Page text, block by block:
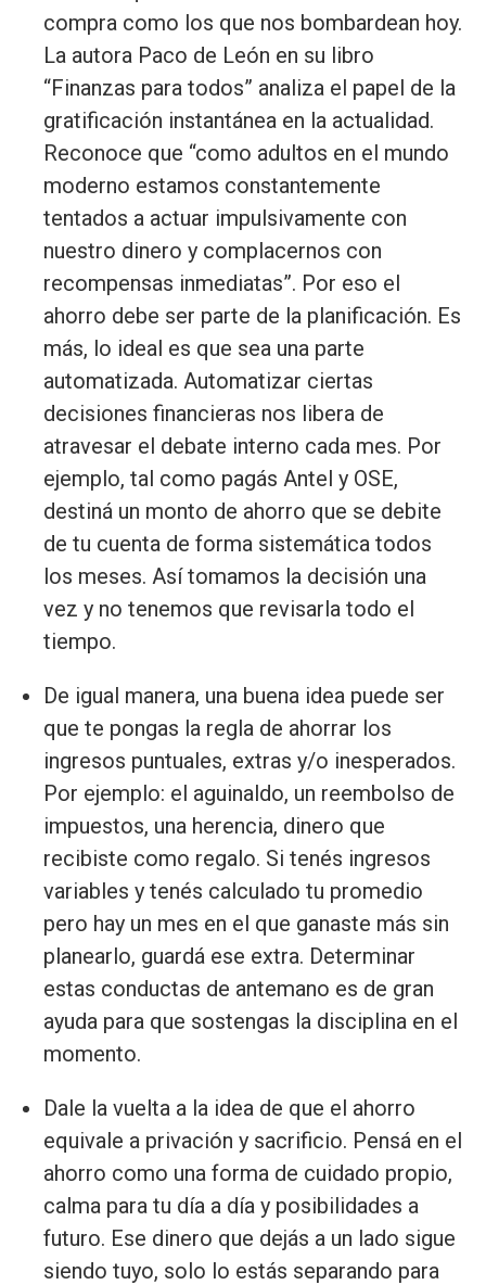
compra como los que nos bombardean hoy.
La autora Paco de León en su libro
“Finanzas para todos” analiza el papel de la
gratificación instantánea en la actualidad.
Reconoce que “como adultos en el mundo
moderno estamos constantemente
tentados a actuar impulsivamente con
nuestro dinero y complacernos con
recompensas inmediatas”. Por eso el
ahorro debe ser parte de la planificación. Es
más, lo ideal es que sea una parte
automatizada. Automatizar ciertas
decisiones financieras nos libera de
atravesar el debate interno cada mes. Por
ejemplo, tal como pagás Antel y OSE,
destiná un monto de ahorro que se debite
de tu cuenta de forma sistemática todos
los meses. Así tomamos la decisión una
vez y no tenemos que revisarla todo el
tiempo.
De igual manera, una buena idea puede ser
que te pongas la regla de ahorrar los
ingresos puntuales, extras y/o inesperados.
Por ejemplo: el aguinaldo, un reembolso de
impuestos, una herencia, dinero que
recibiste como regalo. Si tenés ingresos
variables y tenés calculado tu promedio
pero hay un mes en el que ganaste más sin
planearlo, guardá ese extra. Determinar
estas conductas de antemano es de gran
ayuda para que sostengas la disciplina en el
momento.
Dale la vuelta a la idea de que el ahorro
equivale a privación y sacrificio. Pensá en el
ahorro como una forma de cuidado propio,
calma para tu día a día y posibilidades a
futuro. Ese dinero que dejás a un lado sigue
siendo tuyo, solo lo estás separando para